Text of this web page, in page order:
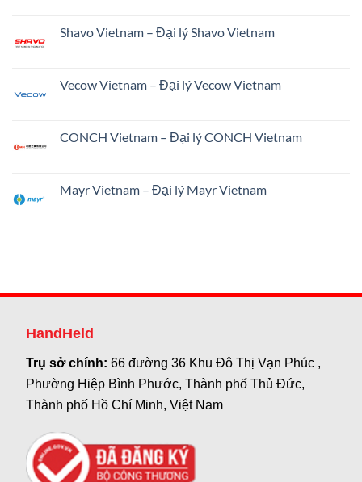
Shavo Vietnam – Đại lý Shavo Vietnam
Vecow Vietnam – Đại lý Vecow Vietnam
CONCH Vietnam – Đại lý CONCH Vietnam
Mayr Vietnam – Đại lý Mayr Vietnam
HandHeld
Trụ sở chính:66 đường 36 Khu Đô Thị Vạn Phúc ,
Phường Hiệp Bình Phước, Thành phố Thủ Đức,
Thành phố Hồ Chí Minh, Việt Nam